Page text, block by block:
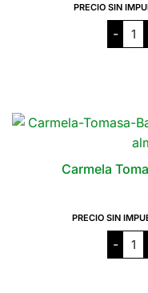
PRECIO SIN
-
de
Carmela
PRECIO SIN
-